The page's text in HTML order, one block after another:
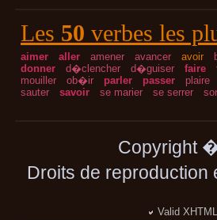
Les 50 verbes les
aimer aller amener avancer avoir
donner
d�clencher d�guiser faire
mouiller
ob�ir parler passer
plaire
sauter
savoir se marier se serrer
Copyright
Droits de
Valid